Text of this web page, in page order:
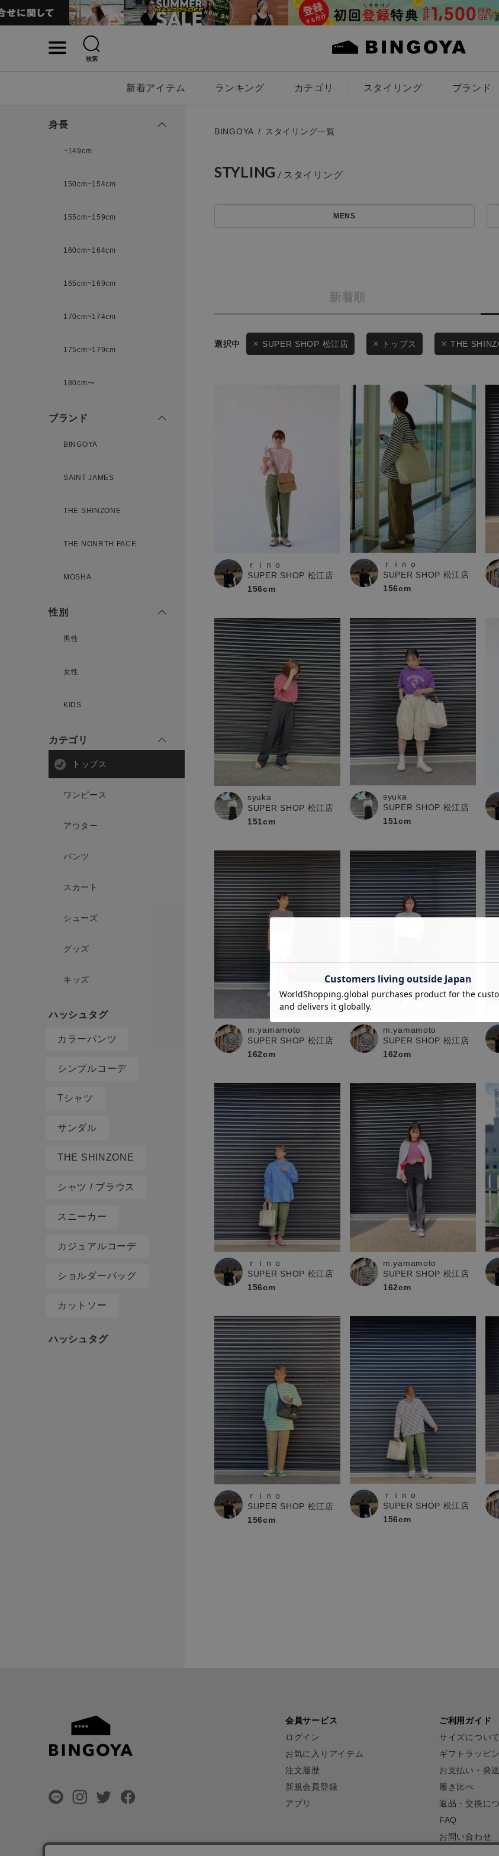
検索
新着アイテム ランキング カテゴリ スタイリング ブランド
カテゴリから探す
スタイリングから探す
ブランドから探す
履き比べ可能商品から探す
お知らせ・ご利用ガイド
お知らせ
ご利用ガイド
ギフトラッピング
お問い合わせ
キーワード
LADIES KIDS
価格
セール価格
在庫
在庫あり
この条件で絞り込む
身長
~149cm
150cm~154cm
155cm~159cm
160cm~164cm
165cm~169cm
170cm~174cm
175cm~179cm
180cm〜
ブランド
BINGOYA
SAINT JAMES
THE SHINZONE
THE NONRTH FACE
MOSHA
性別
男性
女性
KIDS
カテゴリ
トップス
ワンピース
アウター
パンツ
スカート
シューズ
グッズ
キッズ
カラーパンツ
シンプルコーデ
Tシャツ
サンダル
THE SHINZONE
シャツ / ブラウス
スニーカー
カジュアルコーデ
ショルダーバッグ
カットソー
BINGOYA スタイリング一覧
STYLING
MENS
新着順
SUPER SHOP 松江店 トップス THE
ｒｉｎｏ
SUPER SHOP 松江店
156cm
ｒｉｎｏ
SUPER SHOP 松江店
156cm
syuka
SUPER SHOP 松江店
151cm
syuka
SUPER SHOP 松江店
151cm
m.yamamoto
SUPER SHOP 松江店
162cm
m.yamamoto
SUPER SHOP 松江店
162cm
ｒｉｎｏ
SUPER SHOP 松江店
156cm
m.yamamoto
SUPER SHOP 松江店
162cm
ｒｉｎｏ
SUPER SHOP 松江店
156cm
ｒｉｎｏ
SUPER SHOP 松江店
156cm
会員サービス
ログイン
お気に入りアイテム
注文履歴
新規会員登録
アプリ
ご利用ガイド
サイズについて
ギフトラッピ
お支払い・発
履き比べ
返品・交換に
FAQ
お問い合わせ